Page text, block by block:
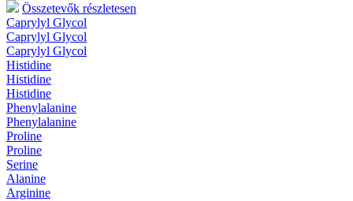
Összetevők részletesen
Caprylyl Glycol
Caprylyl Glycol
Caprylyl Glycol
Histidine
Histidine
Histidine
Phenylalanine
Phenylalanine
Proline
Proline
Serine
Alanine
Arginine